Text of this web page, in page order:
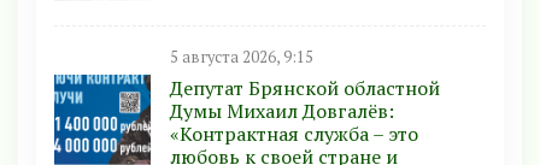
5 августа 2026, 9:15
Депутат Брянской областной
Думы Михаил Довгалёв:
«Контрактная служба – это
любовь к своей стране и